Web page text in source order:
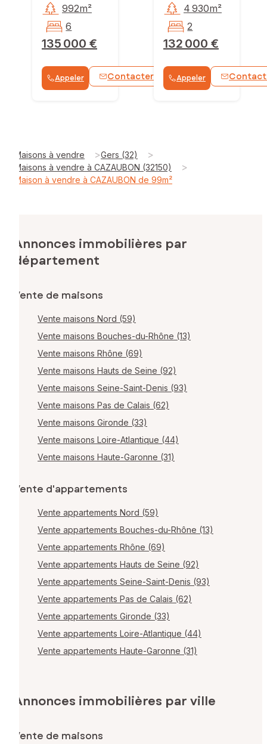
135 000 €
992m²
6
Appeler Contacter WhatsApp
132 000 €
4 930m²
2
Appeler
Maisons à vendre >Gers (32) >
Maisons à vendre à CAZAUBON (32150) >
Maison à vendre à CAZAUBON de 99m²
Annonces immobilières par
département
Vente de maisons
Vente maisons Nord (59)
Vente maisons Bouches-du-Rhône (13)
Vente maisons Rhône (69)
Vente maisons Hauts de Seine (92)
Vente maisons Seine-Saint-Denis (93)
Vente maisons Pas de Calais (62)
Vente maisons Gironde (33)
Vente maisons Loire-Atlantique (44)
Vente maisons Haute-Garonne (31)
Vente d'appartements
Vente appartements Nord (59)
Vente appartements Bouches-du-Rhône (13)
Vente appartements Rhône (69)
Vente appartements Hauts de Seine (92)
Vente appartements Seine-Saint-Denis (93)
Vente appartements Pas de Calais (62)
Vente appartements Gironde (33)
Vente appartements Loire-Atlantique (44)
Vente appartements Haute-Garonne (31)
Annonces immobilières par ville
Vente de maisons